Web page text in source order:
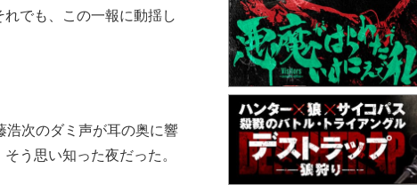
でも、この一報に動揺し
次のダミ声が耳の奥に響
う思い知った夜だった。